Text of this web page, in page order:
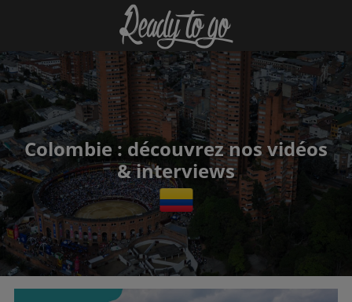
Colombie : découvrez nos vidéos
& interviews